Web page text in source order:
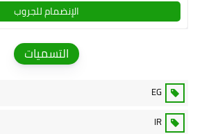
الإنضمام للجروب
التسميات
EG
IR